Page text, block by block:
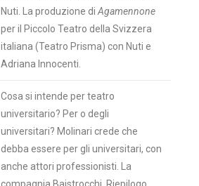
Nuti. La produzione di Agamennone
per il Piccolo Teatro della Svizzera
italiana (Teatro Prisma) con Nuti e
Adriana Innocenti.
Cosa si intende per teatro
universitario? Per o degli
universitari? Molinari crede che
debba essere per gli universitari, con
anche attori professionisti. La